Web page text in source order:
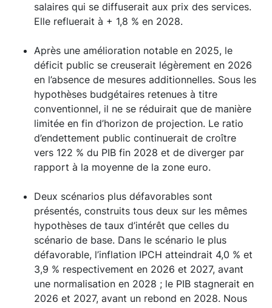
salaires qui se diffuserait aux prix des services.
Elle refluerait à + 1,8 % en 2028.
Après une amélioration notable en 2025, le
déficit public se creuserait légèrement en 2026
en l’absence de mesures additionnelles. Sous les
hypothèses budgétaires retenues à titre
conventionnel, il ne se réduirait que de manière
limitée en fin d’horizon de projection. Le ratio
d’endettement public continuerait de croître
vers 122 % du PIB fin 2028 et de diverger par
rapport à la moyenne de la zone euro.
Deux scénarios plus défavorables sont
présentés, construits tous deux sur les mêmes
hypothèses de taux d’intérêt que celles du
scénario de base. Dans le scénario le plus
défavorable, l’inflation IPCH atteindrait 4,0 % et
3,9 % respectivement en 2026 et 2027, avant
une normalisation en 2028 ; le PIB stagnerait en
2026 et 2027, avant un rebond en 2028. Nous